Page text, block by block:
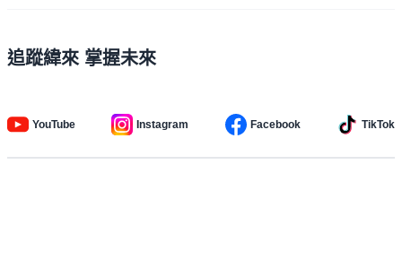
追蹤緯來 掌握未來
YouTube Instagram Facebook TikTok